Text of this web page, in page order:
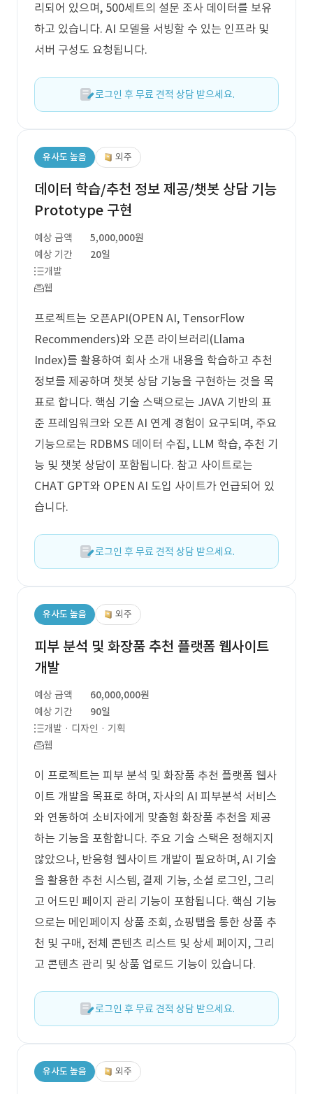
리되어 있으며, 500세트의 설문 조사 데이터를 보유
하고 있습니다. AI 모델을 서빙할 수 있는 인프라 및
서버 구성도 요청됩니다.
로그인 후 무료 견적 상담 받으세요.
유사도 높음 외주
데이터 학습/추천 정보 제공/챗봇 상담 기능
Prototype 구현
예상 금액
5,000,000원
예상 기간
20일
개발
웹
프로젝트는 오픈API(OPEN AI, TensorFlow
Recommenders)와 오픈 라이브러리(Llama
Index)를 활용하여 회사 소개 내용을 학습하고 추천
정보를 제공하며 챗봇 상담 기능을 구현하는 것을 목
표로 합니다. 핵심 기술 스택으로는 JAVA 기반의 표
준 프레임워크와 오픈 AI 연계 경험이 요구되며, 주요
기능으로는 RDBMS 데이터 수집, LLM 학습, 추천 기
능 및 챗봇 상담이 포함됩니다. 참고 사이트로는
CHAT GPT와 OPEN AI 도입 사이트가 언급되어 있
습니다.
로그인 후 무료 견적 상담 받으세요.
유사도 높음 외주
피부 분석 및 화장품 추천 플랫폼 웹사이트
개발
예상 금액
60,000,000원
예상 기간
90일
개발 · 디자인 · 기획
웹
이 프로젝트는 피부 분석 및 화장품 추천 플랫폼 웹사
이트 개발을 목표로 하며, 자사의 AI 피부분석 서비스
와 연동하여 소비자에게 맞춤형 화장품 추천을 제공
하는 기능을 포함합니다. 주요 기술 스택은 정해지지
않았으나, 반응형 웹사이트 개발이 필요하며, AI 기술
을 활용한 추천 시스템, 결제 기능, 소셜 로그인, 그리
고 어드민 페이지 관리 기능이 포함됩니다. 핵심 기능
으로는 메인페이지 상품 조회, 쇼핑탭을 통한 상품 추
천 및 구매, 전체 콘텐츠 리스트 및 상세 페이지, 그리
고 콘텐츠 관리 및 상품 업로드 기능이 있습니다.
로그인 후 무료 견적 상담 받으세요.
유사도 높음 외주